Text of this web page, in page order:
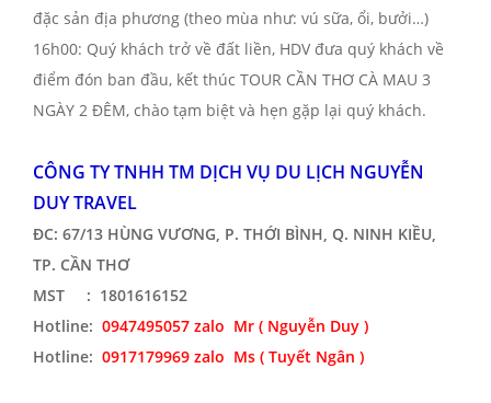
đặc sản địa phương (theo mùa như: vú sữa, ổi, bưởi…)
16h00: Quý khách trở về đất liền, HDV đưa quý khách về
điểm đón ban đầu, kết thúc TOUR CẦN THƠ CÀ MAU 3
NGÀY 2 ĐÊM, chào tạm biệt và hẹn gặp lại quý khách.
CÔNG TY TNHH TM DỊCH VỤ DU LỊCH NGUYỄN
DUY TRAVEL
ĐC: 67/13 HÙNG VƯƠNG, P. THỚI BÌNH, Q. NINH KIỀU,
TP. CẦN THƠ
MST : 1801616152
Hotline: 0947495057 zalo Mr ( Nguyễn Duy )
Hotline: 0917179969 zalo Ms ( Tuyết Ngân )